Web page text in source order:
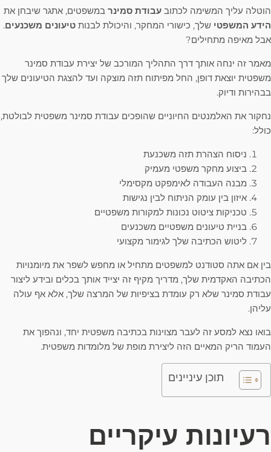
הוטלה עליך המשימה לכתוב עבודת סמינר במשפטים, אתגר שיבחן את
הידע המשפטי שלך, כישורי המחקר, והיכולת לבנות טיעונים משכנעים.
אבל מאיפה מתחילים?
מאמר זה ינחה אותך דרך התהליך המורכב של יצירת עבודת סמינר
משפטית יוצאת דופן, החל מפיתוח תזה מוצקה ועד להצגת הטיעונים שלך
בבהירות ודיוק.
נחקור את האלמנטים החיוניים שהופכים עבודת סמינר משפטית לבולטת,
כולל:
ניסוח הצהרת תזה משכנעת
ביצוע מחקר משפטי מעמיק
מבנה העבודה לאימפקט מקסימלי
איזון בין עומק הניתוח לבין נגישות
טכניקות ציטוט נכונות למקורות משפטיים
בניית טיעונים משפטיים משכנעים
ליטוש הכתיבה שלך לגימור מקצועי
בין אם אתה סטודנט למשפטים מתחיל או מחפש לשפר את מיומנויות
הכתיבה האקדמית שלך, מדריך מקיף זה יצייד אותך בכלים ובידע ליצור
עבודת סמינר שלא רק עומדת בציפיות של המרצה שלך, אלא אף עולה
עליהן.
בואו נצא למסע זה לעבר מצוינות בכתיבה משפטית יחד, ונהפוך את
העמוד הריק המאיים הזה ליצירת מופת של מלומדות משפטית.
תוכן עיניינים
רעיונות עיקריים